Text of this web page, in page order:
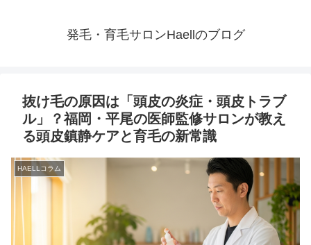
発毛・育毛サロンHaellのブログ
抜け毛の原因は「頭皮の炎症・頭皮トラブ
ル」？福岡・平尾の医師監修サロンが教え
る頭皮鎮静ケアと育毛の新常識
HAELLコラム